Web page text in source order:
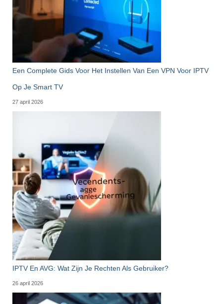
Een Complete Gids Voor Het Instellen Van Een VPN Voor IPTV
Op Je Smart TV
27 april 2026
IPTV En AVG: Wat Zijn Je Rechten Als Gebruiker?
26 april 2026